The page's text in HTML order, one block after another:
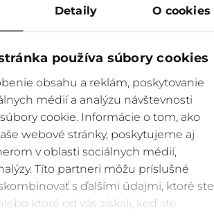
Detaily O cookies
používa súbory cookies
obsahu a reklám, poskytovanie
médií a analýzu návštevnosti
cookie. Informácie o tom, ako
webové stránky, poskytujeme aj
v oblasti sociálnych médií,
Títo partneri môžu príslušné
s ďalšími údajmi, ktoré ste
ktoré od vás získali, keď ste
viac Jasnej
lyžiarskom stredisku na Slovensku
V Jasnej pripravujú nový režim
dopravu, ktorého cieľom
prostredia a motivovať